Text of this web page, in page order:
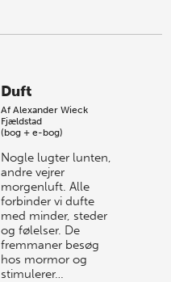
Duft
AfAlexander Wieck
Fjældstad
(bog + e-bog)
Nogle lugter lunten,
andre vejrer
morgenluft. Alle
forbinder vi dufte
med minder, steder
og følelser. De
fremmaner besøg
hos mormor og
stimulerer…